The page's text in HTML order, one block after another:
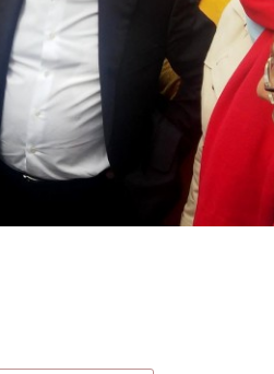
Press Escape to close the search panel.